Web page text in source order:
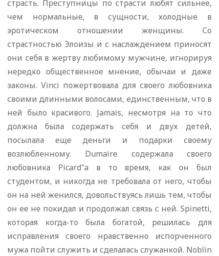
страсть. Преступницы по страсти любят сильнее,
чем нормальные, в сущности, холодные в
эротическом отношении женщины. Со
страстностью Элоизы и с наслаждением приносят
они себя в жертву любимому мужчине, игнорируя
нередко общественное мнение, обычаи и даже
законы. Vinci пожертвовала для своего любовника
своими длинными волосами, единственным, что в
ней было красивого. Jamais, несмотря на то что
должна была содержать себя и двух детей,
посылала еще деньги и подарки своему
возлюбленному. Dumaire содержала своего
любовника Picard"a в то время, как он был
студентом, и никогда не требовала от него, чтобы
он на ней женился, довольствуясь лишь тем, чтобы
он ее не покидал и продолжал связь с ней. Spinetti,
которая когда-то была богатой, решилась для
исправления своего нравственно испорченного
мужа пойти служить и сделалась служанкой. Noblin